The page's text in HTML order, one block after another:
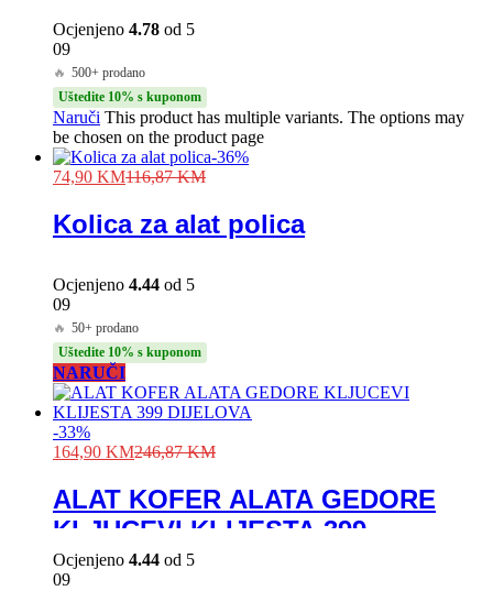
Ocjenjeno 4.78 od 5
09
🔥 500+ prodano
Uštedite 10% s kuponom
Naruči This product has multiple variants. The options may
be chosen on the product page
-36%
74,90 KM116,87KM
Kolica za alat polica
Ocjenjeno 4.44 od 5
09
🔥 50+ prodano
Uštedite 10% s kuponom
NARUČI
-33%
164,90 KM246,87KM
ALAT KOFER ALATA GEDORE
KLJUCEVI KLIJESTA 399
DIJELOVA
Ocjenjeno 4.44 od 5
09